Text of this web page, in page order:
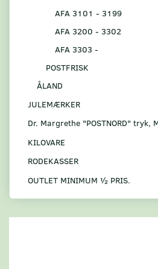
AFA 3101 - 3199
AFA 3200 - 3302
AFA 3303 -
POSTFRISK
ÅLAND
JULEMÆRKER
Dr. Margrethe "POSTNORD" tryk,
KILOVARE
RODEKASSER
OUTLET MINIMUM ½ PRIS.